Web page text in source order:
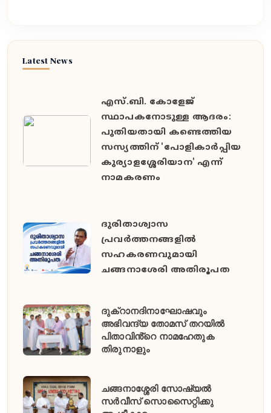
Latest News
എസ്.ബി. കോളേജ്
സ്ഥാപകനോടുള്ള ആദരം:
പുതിയതായി കണ്ടെത്തിയ
സസ്യത്തിന് 'പോളികാർപ്പിയ
കുര്യാളശ്ശേരിയാന' എന്ന്
നാമകരണം
ദുരിതാശ്വാസ
പ്രവർത്തനങ്ങളിൽ
സഹകരണവുമായി
ചങ്ങനാശേരി അതിരൂപത
ദുക്റാനദിനാഘോഷവും
അഭിവന്ദ്യ തോമസ് തറയിൽ
പിതാവിൻ്റെ നാമഹേതുക
തിരുനാളും
ചങ്ങനാശ്ശേരി സോഷ്യൽ
സർവീസ് സൊസൈറ്റിക്കു